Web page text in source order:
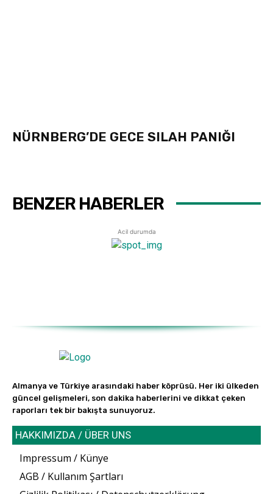
NÜRNBERG’DE GECE SILAH PANIĞI
BENZER HABERLER
Acil durumda
Almanya ve Türkiye arasındaki haber köprüsü. Her iki ülkeden
güncel gelişmeleri, son dakika haberlerini ve dikkat çeken
raporları tek bir bakışta sunuyoruz.
HAKKIMIZDA / ÜBER UNS
Impressum / Künye
AGB / Kullanım Şartları